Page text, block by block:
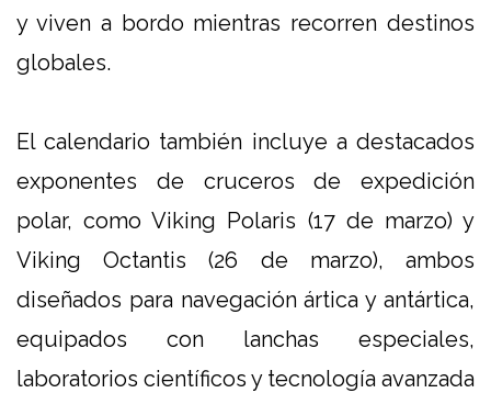
y viven a bordo mientras recorren destinos
globales.
El calendario también incluye a destacados
exponentes de cruceros de expedición
polar, como Viking Polaris (17 de marzo) y
Viking Octantis (26 de marzo), ambos
diseñados para navegación ártica y antártica,
equipados con lanchas especiales,
laboratorios científicos y tecnología avanzada